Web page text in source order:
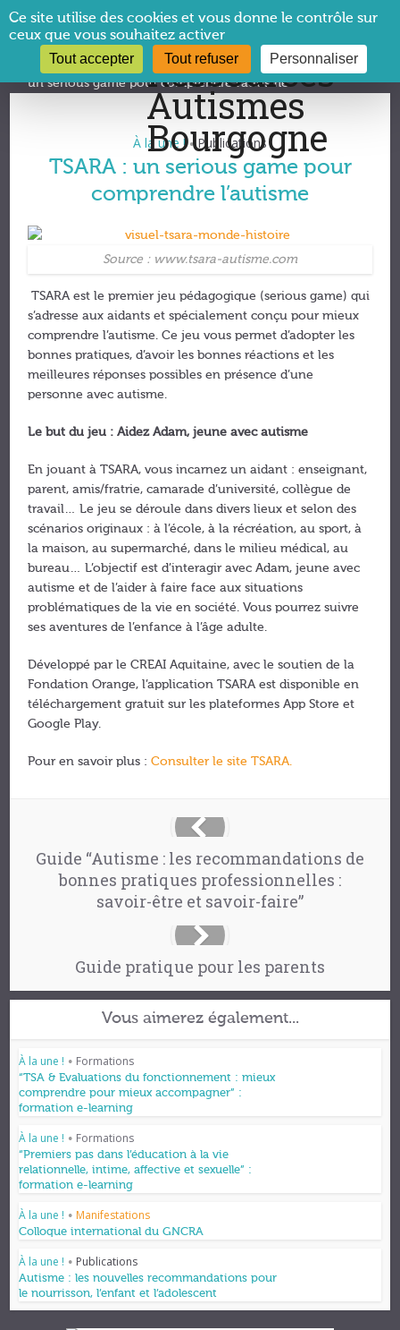
Vous êtes ici :CRA Bourgogne→Publications→ TSARA :
un serious game pour comprendre l’autisme
À la une ! • Publications
TSARA : un serious game pour
comprendre l’autisme
Source : www.tsara-autisme.com
TSARA est le premier jeu pédagogique (serious game) qui
s’adresse aux aidants et spécialement conçu pour mieux
comprendre l’autisme. Ce jeu vous permet d’adopter les
bonnes pratiques, d’avoir les bonnes réactions et les
meilleures réponses possibles en présence d’une
personne avec autisme.
Le but du jeu : Aidez Adam, jeune avec autisme
En jouant à TSARA, vous incarnez un aidant : enseignant,
parent, amis/fratrie, camarade d’université, collègue de
travail… Le jeu se déroule dans divers lieux et selon des
scénarios originaux : à l’école, à la récréation, au sport, à
la maison, au supermarché, dans le milieu médical, au
bureau… L’objectif est d’interagir avec Adam, jeune avec
autisme et de l’aider à faire face aux situations
problématiques de la vie en société. Vous pourrez suivre
ses aventures de l’enfance à l’âge adulte.
Développé par le CREAI Aquitaine, avec le soutien de la
Fondation Orange, l’application TSARA est disponible en
téléchargement gratuit sur les plateformes App Store et
Google Play.
Pour en savoir plus :Consulter le site TSARA.
Guide “Autisme : les recommandations de
bonnes pratiques professionnelles :
savoir-être et savoir-faire”
Guide pratique pour les parents
Vous aimerez également...
À la une ! • Formations
“TSA & Evaluations du fonctionnement : mieux
comprendre pour mieux accompagner” :
formation e-learning
À la une ! • Formations
“Premiers pas dans l’éducation à la vie
relationnelle, intime, affective et sexuelle” :
formation e-learning
À la une ! • Manifestations
Colloque international du GNCRA
À la une ! • Publications
Autisme : les nouvelles recommandations pour
le nourrisson, l’enfant et l’adolescent
Panneau de gestion des cookies
Ce site utilise des cookies et vous donne le contrôle sur
ceux que vous souhaitez activer
Tout accepter Tout refuser Personnaliser